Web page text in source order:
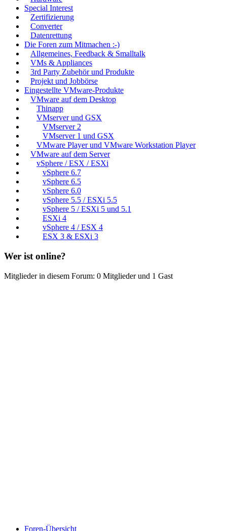
Special Interest
Zertifizierung
Converter
Datenrettung
Die Foren zum Mitmachen :-)
Allgemeines, Feedback & Smalltalk
VMs & Appliances
3rd Party Zubehör und Produkte
Projekt und Jobbörse
Eingestellte VMware-Produkte
VMware auf dem Desktop
Thinapp
VMserver und GSX
VMserver 2
VMserver 1 und GSX
VMware Player und VMware Workstation Player
VMware auf dem Server
vSphere / ESX / ESXi
vSphere 6.7
vSphere 6.5
vSphere 6.0
vSphere 5.5 / ESXi 5.5
vSphere 5 / ESXi 5 und 5.1
ESXi 4
vSphere 4 / ESX 4
ESX 3 & ESXi 3
Wer ist online?
Mitglieder in diesem Forum: 0 Mitglieder und 1 Gast
Foren-Übersicht